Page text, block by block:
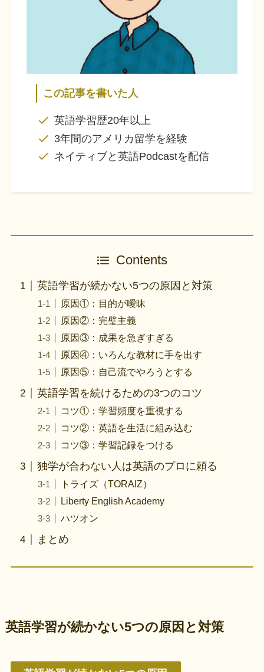
この記事を書いた人
英語学習歴20年以上
3年間のアメリカ留学を経験
ネイティブと英語Podcastを配信
Contents
英語学習が続かない5つの原因と対策
原因①：目的が曖昧
原因②：完璧主義
原因③：成果を急ぎすぎる
原因④：いろんな教材に手を出す
原因⑤：自己流でやろうとする
英語学習を続けるための3つのコツ
コツ①：学習頻度を重視する
コツ②：英語を生活に組み込む
コツ③：学習記録をつける
独学が合わない人は英語のプロに頼る
トライズ（TORAIZ）
Liberty English Academy
ハツオン
まとめ
英語学習が続かない5つの原因と対策